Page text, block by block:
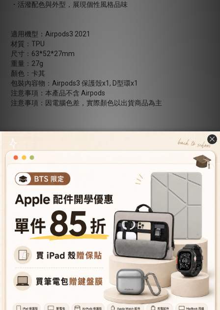
・活潑配色與外型，展現個性風格品味
適用機型：Airpods3 2021
材質：TPU
尺寸：63*52*27mm
重量：27g
顏色：卡其
包裝內容物：Airpods3 保護殼x1, D型環x1
注意事項：本產品不含 Airpods
注意事項：因電腦色差，實際顏色以出貨商品為主